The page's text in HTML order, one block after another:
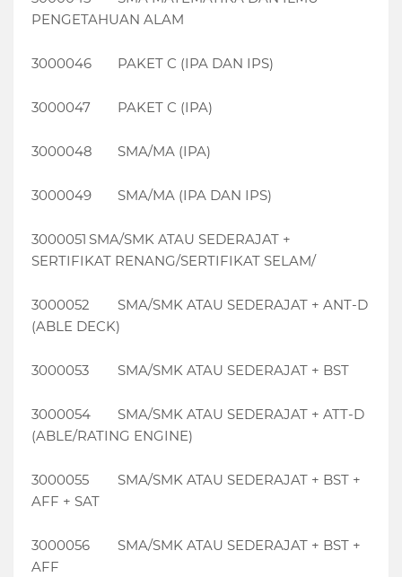
PENGETAHUAN ALAM
3000046 PAKET C (IPA DAN IPS)
3000047 PAKET C (IPA)
3000048 SMA/MA (IPA)
3000049 SMA/MA (IPA DAN IPS)
3000051 SMA/SMK ATAU SEDERAJAT +
SERTIFIKAT RENANG/SERTIFIKAT SELAM/
3000052
SMA/SMK ATAU SEDERAJAT + ANT-D
(ABLE DECK)
3000053 SMA/SMK ATAU SEDERAJAT + BST
3000054
SMA/SMK ATAU SEDERAJAT + ATT-D
(ABLE/RATING ENGINE)
3000055
SMA/SMK ATAU SEDERAJAT + BST +
AFF + SAT
3000056
SMA/SMK ATAU SEDERAJAT + BST +
AFF